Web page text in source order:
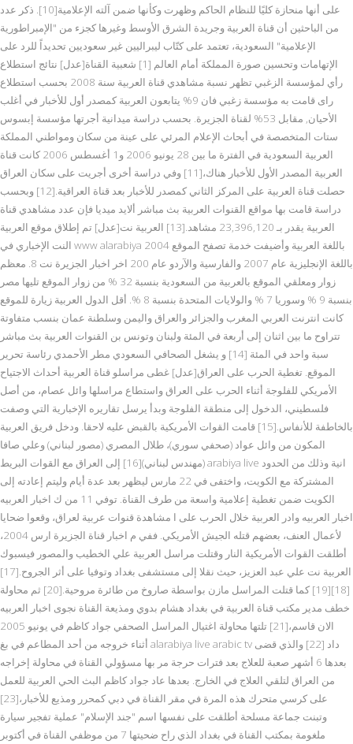
على أنها منحازة كليًا للنظام الحاكم وظهرت وكأنها ضمن آلته الإعلامية[10]. ذكر عدد
من الباحثين أن قناة العربية وجريدة الشرق الأوسط وغيرها كجزء من "الإمبراطورية
الإعلامية" السعودية، تعتمد على كتّاب ليبراليين غير سعوديين تحديداً للرد على
الإتهامات وتحسين صورة المملكة أمام العالم [1] شعبية القناة[عدل] نتائج استطلاع
رأي لمؤسسة الزغبي تظهر نسبة مشاهدي قناة العربية سنة 2008 بحسب استطلاع
راى قامت به مؤسسة زغبي فان 9% يتابعون العربية كمصدر أول للأخبار في أغلب
الأحيان, مقابل 53% لقناة الجزيرة. بحسب دراسة ميدانية أجرتها مؤسسة إبسوس
ستات المتخصصة في أبحاث الإعلام المرئي على عينة من سكان ومواطني المملكة
العربية السعودية في الفترة ما بين 28 يونيو 2006 و1 أغسطس 2006 كانت قناة
العربية المصدر الأول للأخبار هناك،[11] وفي دراسة أخرى أجريت على سكان العراق
حصلت قناة العربية على المركز الثاني كمصدر للأخبار بعد قناة العراقية.[12] وبحسب
دراسة قامت بها مواقع القنوات العربية بث مباشر ألايد ميديا فإن عدد مشاهدي قناة
العربية يقدر بـ 23,396,120 مشاهد.[13] العربية نت[عدل] تم إطلاق موقع العربية
النت الإخباري في www alarabiya 2004 باللغة العربية وأضيفت خدمة تصفح الموقع
باللغة الإنجليزية عام 2007 والفارسية والآردو عام 200 اخر اخبار الجزيرة نت 8. معظم
زوار ومعلقي الموقع بالعربية من السعودية بنسبة 32 % من زوار الموقع تليها مصر
بنسبة 9 % وسوريا 7 % والولايات المتحدة بنسبة 8 %. أقل الدول العربية زيارة للموقع
كانت انترنت العربي المغرب والجزائر والعراق واليمن وسلطنة عمان بنسب متفاوتة
تتراوح ما بين اثنان إلى أربعة في المئة ولبنان وتونس بن القنوات العربية بث مباشر
سبة واحد في المئة [14] و يشغل الصحافي السعودي مطر الأحمدي رئاسة تحرير
الموقع. تغطية الحرب على العراق[عدل] غطى مراسلو قناة العربية أحداث الاجتياح
الأمريكي للفلوجة أثناء الحرب على العراق واستطاع مراسلها وائل عصام، من أصل
فلسطيني، الدخول إلى منطقة الفلوجة وبدأ يرسل تقاريره الإخبارية التي وصفت
بالخاطفة للأنفاس.[15] قامت القوات الأمريكية بالقبض عليه لاحقا. ودخل فريق العربية
المكون من وائل عواد (صحفي سوري)، طلال المصري (مصور لبناني) وعلي صافا
(مهندس لبناني)[16] إلى العراق مع القوات البريط arabiya live انية وذلك من الحدود
المشتركة مع الكويت، واختفى في 22 مارس ليظهر بعد عدة أيام وليتم إعادته إلى
الكويت ضمن تغطية إعلامية واسعة من طرف القناة. توفي 11 من ك اخبار العربيه
اخبار العربيه وادر العربية خلال الحرب على ا مشاهدة قنوات عربية لعراق، وقعوا ضحايا
لأعمال العنف، بعضهم قتله الجيش الأمريكي. ففي م اخبار قناة الجزيرة ارس 2004،
أطلقت القوات الأمريكية النار وقتلت مراسل العربية علي الخطيب والمصور فيسبوك
العربية نت علي عبد العزيز، حيث نقلا إلى مستشفى بغداد وتوفيا على أثر الجروح.[17]
[18][19] كما قتلت المراسل مازن بواسطة صاروخ من طائرة مروحية.[20] ثم محاولة
خطف مدير مكتب قناة العربية في بغداد هشام بدوي ومذيعة القناة نجوى اخبار العربيه
الان قاسم،[21] تلتها محاولة اغتيال المراسل الصحفي جواد كاظم في يونيو 2005
أثناء خروجه من أحد المطاعم في بغ alarabiya live arabic tv داد [22] والذي قضى
بعدها 6 أشهر صعبة للعلاج بعد فترات حرجة مر بها مسؤولي القناة في محاولة إخراجه
من العراق لتلقي العلاج في الخارج. بعدها عاد جواد كاظم البث الحي العربية للعمل
على كرسي متحرك هذه المرة في مقر القناة في دبي كمحرر ومذيع للأخبار،[23]
وتبنت جماعة مسلحة أطلقت على نفسها اسم "جند الإسلام" عملية تفجير سيارة
ملغومة بمكتب القناة في بغداد الذي راح ضحيتها 7 من موظفي القناة في أكتوبر